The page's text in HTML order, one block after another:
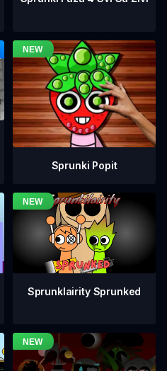
Sprunki Popit
Sprunklairity Sprunked